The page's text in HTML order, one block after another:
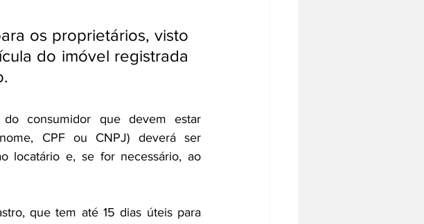
os proprietários, visto
do imóvel registrada
consumidor que devem estar
CPF ou CNPJ) deverá ser
locatário e, se for necessário, ao
que tem até 15 dias úteis para